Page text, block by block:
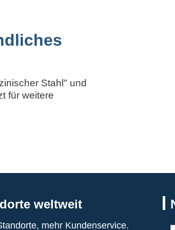
Stahl" und
für weitere
weltweit
mehr Kundenservice.